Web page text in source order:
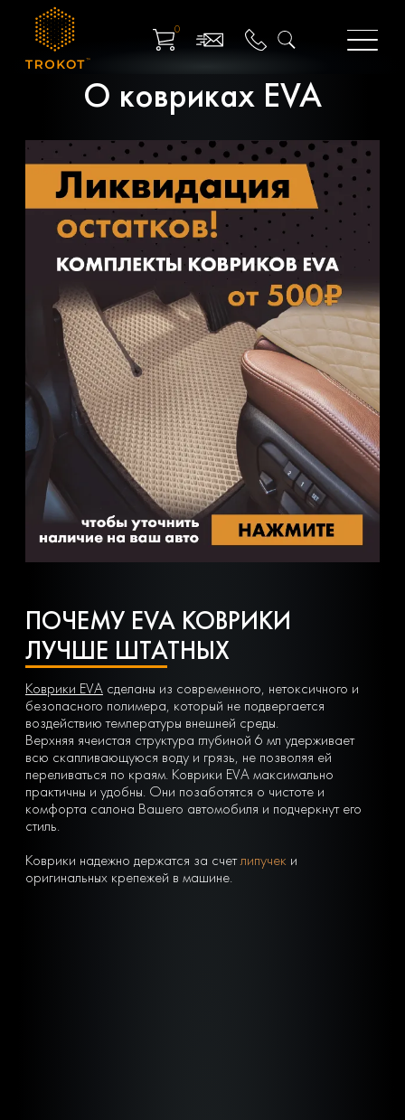
0
О ковриках EVA
ПОЧЕМУ EVA КОВРИКИ
ЛУЧШЕ ШТАТНЫХ
Коврики EVA сделаны из современного, нетоксичного и
безопасного полимера, который не подвергается
воздействию температуры внешней среды.
Верхняя ячеистая структура глубиной 6 мл удерживает
всю скапливающуюся воду и грязь, не позволяя ей
переливаться по краям. Коврики EVA максимально
практичны и удобны. Они позаботятся о чистоте и
комфорта салона Вашего автомобиля и подчеркнут его
стиль.
Коврики надежно держатся за счетлипучек и
оригинальных крепежей в машине.